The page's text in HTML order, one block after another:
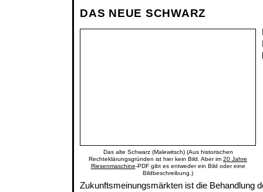
DAS NEUE SCHWARZ
Das alte Schwarz (Malewitsch) (Aus historischen
Rechteklärungsgründen ist hier kein Bild. Aber im 20 Jahre
Riesenmaschine-PDF gibt es entweder ein Bild oder eine
Bildbeschreibung.)
Zukunftsmeinungsmärkten ist die Behandlung